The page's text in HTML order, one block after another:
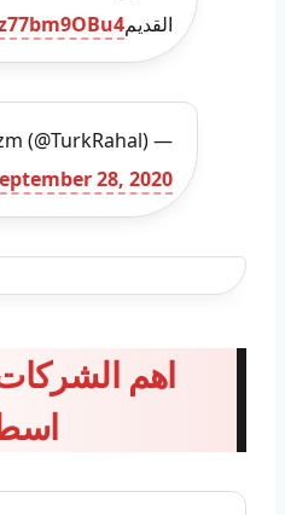
القديم
— Rahal turk turizm (@TurkRahal)
28, 2020
اهم